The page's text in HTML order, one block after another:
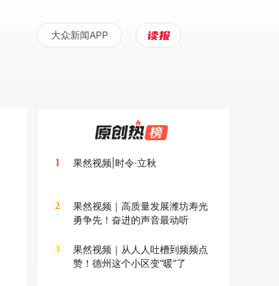
大众新闻APP
1 果然视频|时令·立秋
2
果然视频｜高质量发展潍坊寿光
勇争先！奋进的声音最动听
3
果然视频｜从人人吐槽到频频点
赞！德州这个小区变“暖”了